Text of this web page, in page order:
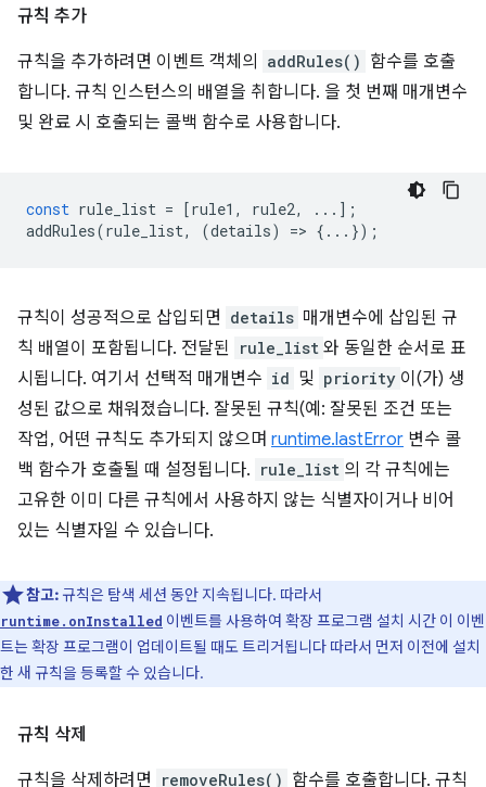
규칙 추가
규칙을 추가하려면 이벤트 객체의 addRules() 함수를 호출
합니다. 규칙 인스턴스의 배열을 취합니다. 을 첫 번째 매개변수
및 완료 시 호출되는 콜백 함수로 사용합니다.
const rule_list = [rule1 , rule2,
...];
addRules(rule_list, (details) => {...});
규칙이 성공적으로 삽입되면 details 매개변수에 삽입된 규
칙 배열이 포함됩니다. 전달된 rule_list 와 동일한 순서로 표
시됩니다. 여기서 선택적 매개변수 id 및 priority 이(가) 생
성된 값으로 채워졌습니다. 잘못된 규칙(예: 잘못된 조건 또는
작업, 어떤 규칙도 추가되지 않으며 runtime.lastError 변수 콜
백 함수가 호출될 때 설정됩니다. rule_list 의 각 규칙에는
고유한 이미 다른 규칙에서 사용하지 않는 식별자이거나 비어
있는 식별자일 수 있습니다.
참고: 규칙은 탐색 세션 동안 지속됩니다. 따라서
runtime.onInstalled 이벤트를 사용하여 확장 프로그램 설치 시간 이 이벤
트는 확장 프로그램이 업데이트될 때도 트리거됩니다 따라서 먼저 이전에 설치
한 새 규칙을 등록할 수 있습니다.
규칙 삭제
규칙을 삭제하려면 removeRules() 함수를 호출합니다. 규칙